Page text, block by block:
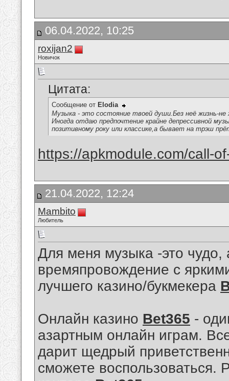
06.04.2022, 10:25
roxijan2
Новичок
Цитата:
Сообщение от Elodia
Музыка - это состояние твоей души.Без неё жизнь-не
Иногда отдаю предпочтение крайне депрессивной
позитивному року или классике,а бывает на трэш
https://apkmodule.com/call-
21.04.2022, 12:24
Mambito
Любитель
Для меня музыка -это чудо,
времяпровождение с
лучшего казино/букмекера
Онлайн казино Bet365 -
азартным онлайн играм.
дарит щедрый
сможете воспользоваться.